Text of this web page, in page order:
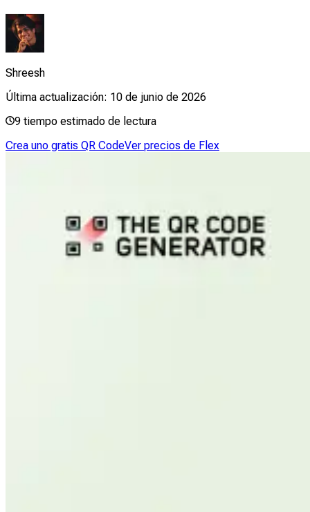
Shreesh
Última actualización: 10 de junio de 2026
9 tiempo estimado de lectura
Crea uno gratis QR CodeVer precios de Flex